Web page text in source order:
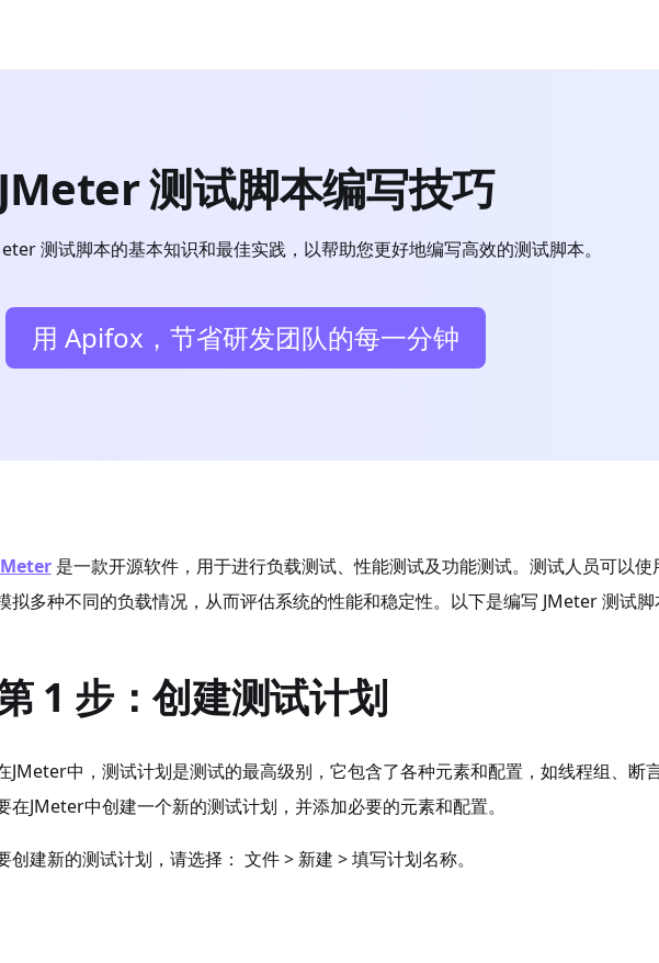
JMeter 测试脚本编写技巧
测试脚本的基本知识和最佳实践，以帮助您更好地编写高效的测试脚本。
用 Apifox，节省研发团队的每一分钟
是一款开源软件，用于进行负载测试、性能测试及功能测试。测试人员可以使
拟多种不同的负载情况，从而评估系统的性能和稳定性。以下是编写 JMeter 测试脚
1 步：创建测试计划
JMeter中，测试计划是测试的最高级别，它包含了各种元素和配置，如线程组、断
在JMeter中创建一个新的测试计划，并添加必要的元素和配置。
创建新的测试计划，请选择： 文件 > 新建 > 填写计划名称。